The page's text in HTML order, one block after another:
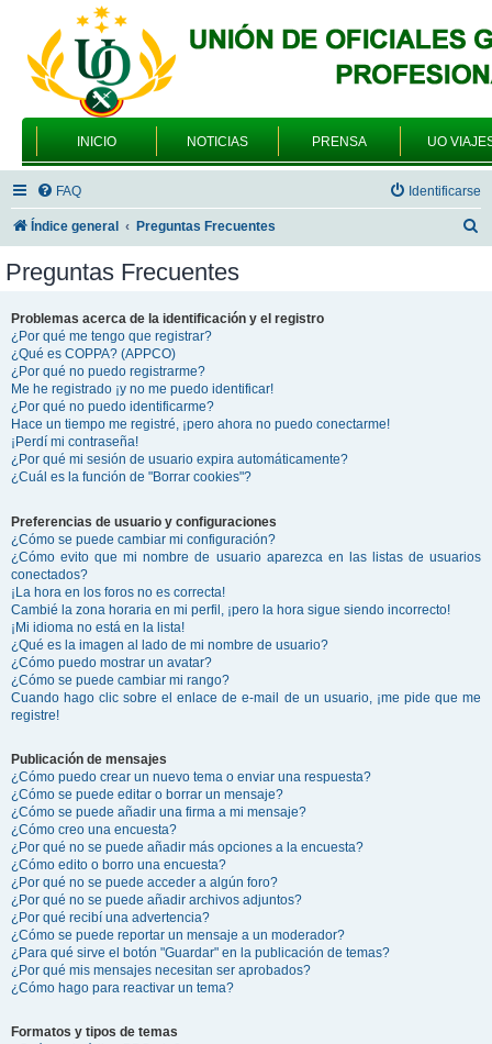
INICIO NOTICIAS PRENSA UO
FAQ Identificarse
Índice general Preguntas Frecuentes
Preguntas Frecuentes
Problemas acerca de la identificación y el registro
¿Por qué me tengo que registrar?
¿Qué es COPPA? (APPCO)
¿Por qué no puedo registrarme?
Me he registrado ¡y no me puedo identificar!
¿Por qué no puedo identificarme?
Hace un tiempo me registré, ¡pero ahora no puedo conectarme!
¡Perdí mi contraseña!
¿Por qué mi sesión de usuario expira automáticamente?
¿Cuál es la función de "Borrar cookies"?
Preferencias de usuario y configuraciones
¿Cómo se puede cambiar mi configuración?
¿Cómo evito que mi nombre de usuario aparezca en las listas de usuarios
conectados?
¡La hora en los foros no es correcta!
Cambié la zona horaria en mi perfil, ¡pero la hora sigue siendo incorrecto!
¡Mi idioma no está en la lista!
¿Qué es la imagen al lado de mi nombre de usuario?
¿Cómo puedo mostrar un avatar?
¿Cómo se puede cambiar mi rango?
Cuando hago clic sobre el enlace de e-mail de un usuario, ¡me pide que me
registre!
Publicación de mensajes
¿Cómo puedo crear un nuevo tema o enviar una respuesta?
¿Cómo se puede editar o borrar un mensaje?
¿Cómo se puede añadir una firma a mi mensaje?
¿Cómo creo una encuesta?
¿Por qué no se puede añadir más opciones a la encuesta?
¿Cómo edito o borro una encuesta?
¿Por qué no se puede acceder a algún foro?
¿Por qué no se puede añadir archivos adjuntos?
¿Por qué recibí una advertencia?
¿Cómo se puede reportar un mensaje a un moderador?
¿Para qué sirve el botón "Guardar" en la publicación de temas?
¿Por qué mis mensajes necesitan ser aprobados?
¿Cómo hago para reactivar un tema?
Formatos y tipos de temas